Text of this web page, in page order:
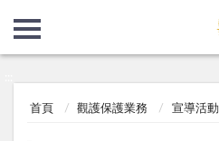
首頁 觀護保護業務 宣導活動